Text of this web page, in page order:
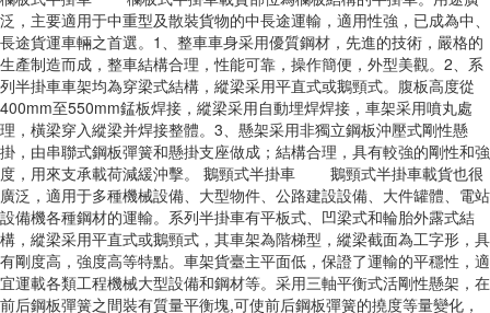
泛，主要適用于中重型及散裝貨物的中長途運輸，適用性強，已成為中、
長途貨運車輛之首選。1、整車車身采用優質鋼材，先進的技術，嚴格的
生產制造而成，整車結構合理，性能可靠，操作簡便，外型美觀。2、系
列半掛車車架均為穿梁式結構，縱梁采用平直式或鵝頸式。腹板高度從
400mm至550mm錳板焊接，縱梁采用自動埋焊焊接，車架采用噴丸處
理，橫梁穿入縱梁并焊接整體。3、懸架采用非獨立鋼板沖壓式剛性懸
掛，由串聯式鋼板彈簧和懸掛支座做成；結構合理，具有較強的剛性和強
度，用來支承載荷減緩沖擊。 鵝頸式半掛車 鵝頸式半掛車載貨也很
廣泛，適用于多種機械設備、大型物件、公路建設設備、大件罐體、電站
設備機各種鋼材的運輸。系列半掛車有平板式、凹梁式和輪胎外露式結
構，縱梁采用平直式或鵝頸式，其車架為階梯型，縱梁截面為工字形，具
有剛度高，強度高等特點。車架貨臺主平面低，保證了運輸的平穩性，適
宜運載各類工程機械大型設備和鋼材等。采用三軸平衡式活剛性懸架，在
前后鋼板彈簧之間裝有質量平衡塊,可使前后鋼板彈簧的撓度等量變化，